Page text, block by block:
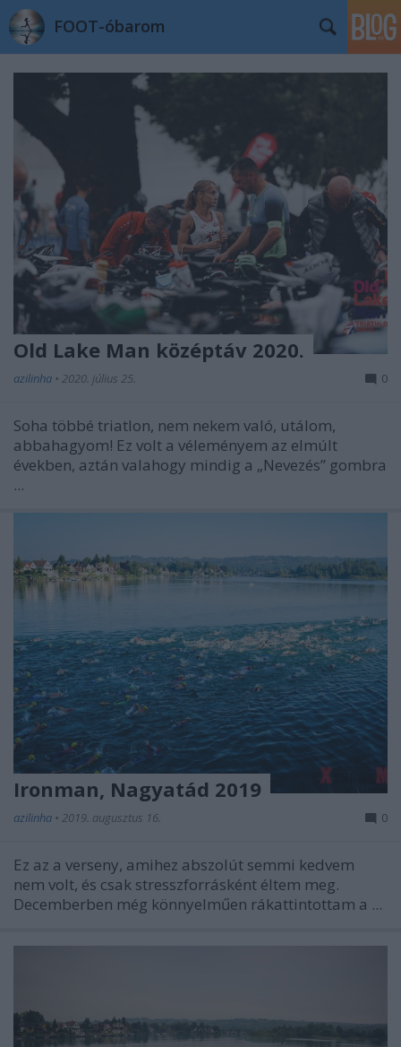
FOOT-óbarom
Old Lake Man középtáv 2020.
azilinha • 2020. július 25. 0
Soha többé triatlon, nem nekem való, utálom,
abbahagyom! Ez volt a véleményem az elmúlt
években, aztán valahogy mindig a „Nevezés” gombra
...
Ironman, Nagyatád 2019
azilinha • 2019. augusztus 16. 0
Ez az a verseny, amihez abszolút semmi kedvem
nem volt, és csak stresszforrásként éltem meg.
Decemberben még könnyelműen rákattintottam a ...